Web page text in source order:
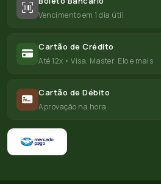
Vencimento em 1 dia útil
Cartão de Crédito
Até 12x • Visa, Master, Elo e mais
Cartão de Débito
Aprovação na hora